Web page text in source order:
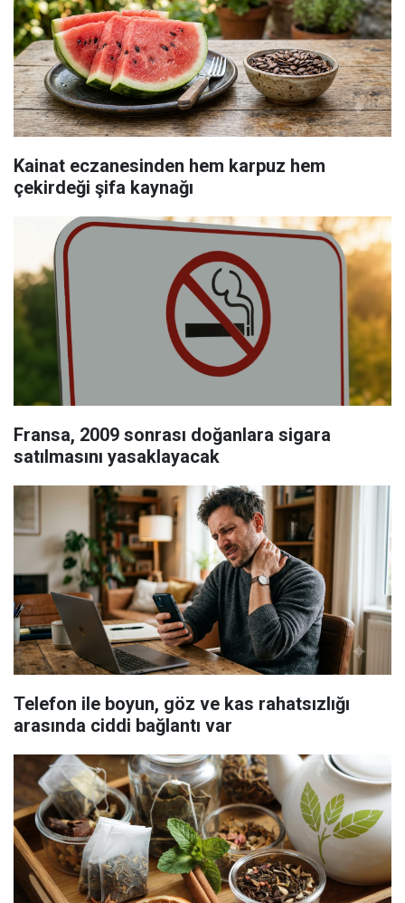
Kainat eczanesinden hem karpuz hem
çekirdeği şifa kaynağı
Fransa, 2009 sonrası doğanlara sigara
satılmasını yasaklayacak
Telefon ile boyun, göz ve kas rahatsızlığı
arasında ciddi bağlantı var